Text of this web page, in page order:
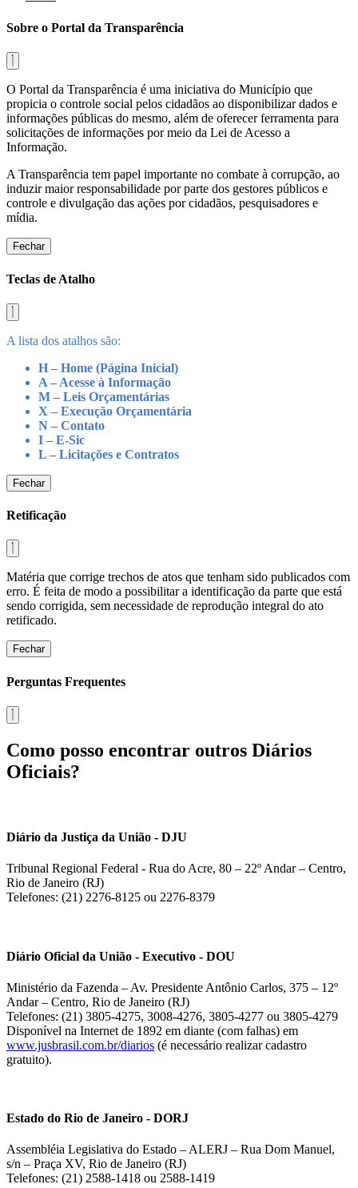
Sobre o Portal da Transparência
O Portal da Transparência é uma iniciativa do Município que
propicia o controle social pelos cidadãos ao disponibilizar dados e
informações públicas do mesmo, além de oferecer ferramenta para
solicitações de informações por meio da Lei de Acesso a
Informação.
A Transparência tem papel importante no combate à corrupção, ao
induzir maior responsabilidade por parte dos gestores públicos e
controle e divulgação das ações por cidadãos, pesquisadores e
mídia.
Fechar
Teclas de Atalho
A lista dos atalhos são:
H – Home (Página Inicial)
A – Acesse à Informação
M – Leis Orçamentárias
X – Execução Orçamentária
N – Contato
I – E-Sic
L – Licitações e Contratos
Fechar
Retificação
Matéria que corrige trechos de atos que tenham sido publicados com
erro. É feita de modo a possibilitar a identificação da parte que está
sendo corrigida, sem necessidade de reprodução integral do ato
retificado.
Fechar
Perguntas Frequentes
Como posso encontrar outros Diários
Oficiais?
Diário da Justiça da União - DJU
Tribunal Regional Federal - Rua do Acre, 80 – 22º Andar – Centro,
Rio de Janeiro (RJ)
Telefones: (21) 2276-8125 ou 2276-8379
Diário Oficial da União - Executivo - DOU
Ministério da Fazenda – Av. Presidente Antônio Carlos, 375 – 12º
Andar – Centro, Rio de Janeiro (RJ)
Telefones: (21) 3805-4275, 3008-4276, 3805-4277 ou 3805-4279
Disponível na Internet de 1892 em diante (com falhas) em
www.jusbrasil.com.br/diarios (é necessário realizar cadastro
gratuito).
Estado do Rio de Janeiro - DORJ
Assembléia Legislativa do Estado – ALERJ – Rua Dom Manuel,
s/n – Praça XV, Rio de Janeiro (RJ)
Telefones: (21) 2588-1418 ou 2588-1419